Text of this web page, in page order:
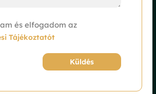
és elfogadom az
Tájékoztatót
Küldés